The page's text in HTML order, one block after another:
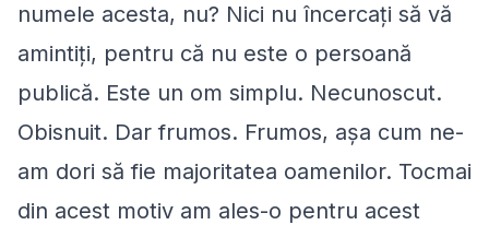
numele acesta, nu? Nici nu încercaţi să vă
amintiţi, pentru că nu este o persoană
publică. Este un om simplu. Necunoscut.
Obisnuit. Dar frumos. Frumos, aşa cum ne-
am dori să fie majoritatea oamenilor. Tocmai
din acest motiv am ales-o pentru acest